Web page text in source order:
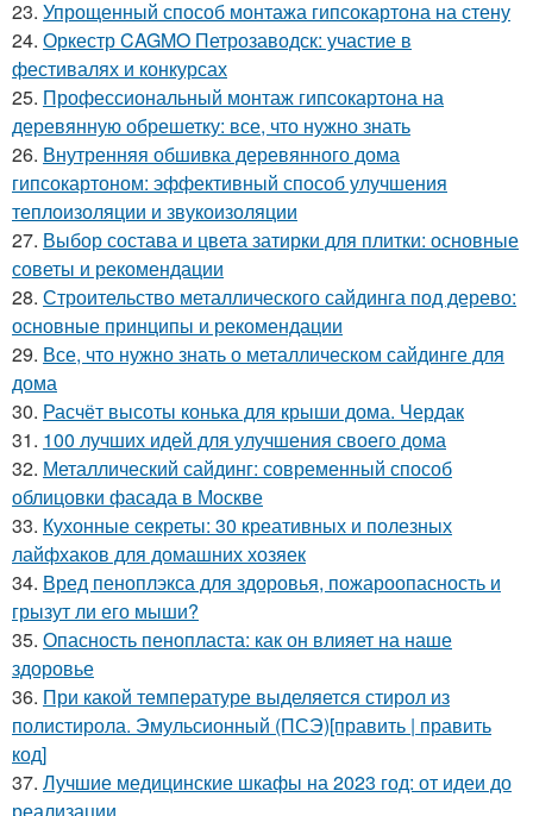
23. Упрощенный способ монтажа гипсокартона на стену
24. Оркестр CAGMO Петрозаводск: участие в
фестивалях и конкурсах
25. Профессиональный монтаж гипсокартона на
деревянную обрешетку: все, что нужно знать
26. Внутренняя обшивка деревянного дома
гипсокартоном: эффективный способ улучшения
теплоизоляции и звукоизоляции
27. Выбор состава и цвета затирки для плитки: основные
советы и рекомендации
28. Строительство металлического сайдинга под дерево:
основные принципы и рекомендации
29. Все, что нужно знать о металлическом сайдинге для
дома
30. Расчёт высоты конька для крыши дома. Чердак
31. 100 лучших идей для улучшения своего дома
32. Металлический сайдинг: современный способ
облицовки фасада в Москве
33. Кухонные секреты: 30 креативных и полезных
лайфхаков для домашних хозяек
34. Вред пеноплэкса для здоровья, пожароопасность и
грызут ли его мыши?
35. Опасность пенопласта: как он влияет на наше
здоровье
36. При какой температуре выделяется стирол из
полистирола. Эмульсионный (ПСЭ)[править | править
код]
37. Лучшие медицинские шкафы на 2023 год: от идеи до